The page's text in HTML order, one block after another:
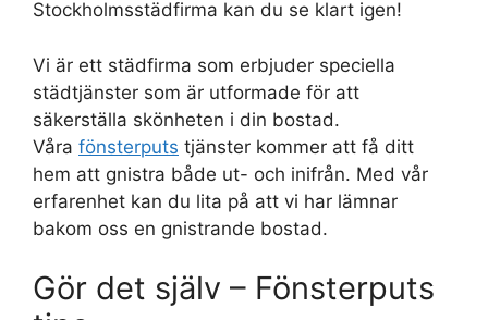
Stockholmsstädfirma kan du se klart igen!
Vi är ett städfirma som erbjuder speciella
städtjänster som är utformade för att
säkerställa skönheten i din bostad.
Våra fönsterputs tjänster kommer att få ditt
hem att gnistra både ut- och inifrån. Med vår
erfarenhet kan du lita på att vi har lämnar
bakom oss en gnistrande bostad.
Gör det själv – Fönsterputs